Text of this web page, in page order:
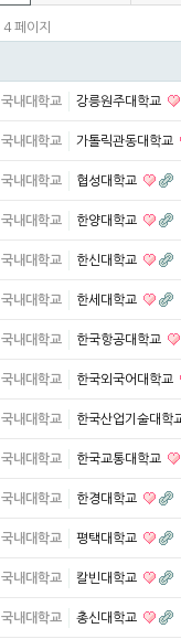
4 페이지
국내대학교 강릉원주대학교
국내대학교 가톨릭관동대학교
국내대학교 협성대학교
국내대학교 한양대학교
국내대학교 한신대학교
국내대학교 한세대학교
국내대학교 한국항공대학교
국내대학교 한국외국어대학교
국내대학교 한국산업기술대학
국내대학교 한국교통대학교
국내대학교 한경대학교
국내대학교 평택대학교
국내대학교 칼빈대학교
국내대학교 총신대학교